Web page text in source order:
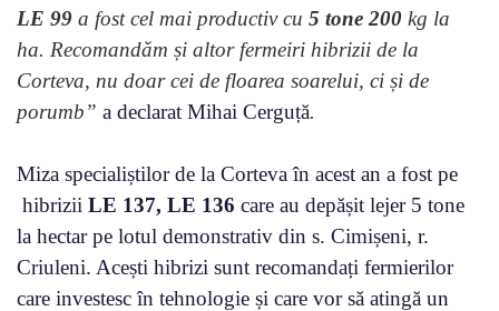
LE 99 a fost cel mai productiv cu 5 tone 200 kg la
ha. Recomandăm și altor fermeiri hibrizii de la
Corteva, nu doar cei de floarea soarelui, ci și de
porumb” a declarat Mihai Cerguță.
Miza specialiștilor de la Corteva în acest an a fost pe
hibrizii LE 137, LE 136 care au depășit lejer 5 tone
la hectar pe lotul demonstrativ din s. Cimișeni, r.
Criuleni. Acești hibrizi sunt recomandați fermierilor
care investesc în tehnologie și care vor să atingă un